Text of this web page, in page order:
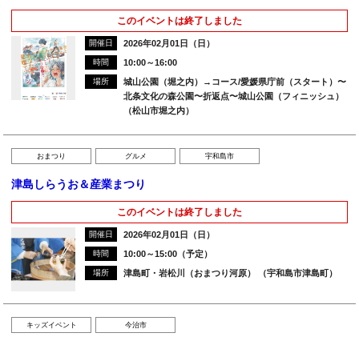
このイベントは終了しました
開催日 2026年02月01日（日）
時間 10:00～16:00
場所
城山公園（堀之内）→コース/愛媛県庁前（スタート）〜
北条文化の森公園〜折返点〜城山公園（フィニッシュ）
（松山市堀之内）
おまつり グルメ 宇和島市
津島しらうお＆産業まつり
このイベントは終了しました
開催日 2026年02月01日（日）
時間 10:00～15:00（予定）
場所 津島町・岩松川（おまつり河原） （宇和島市津島町）
キッズイベント 今治市